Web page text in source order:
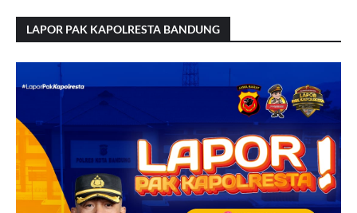
LAPOR PAK KAPOLRESTA BANDUNG